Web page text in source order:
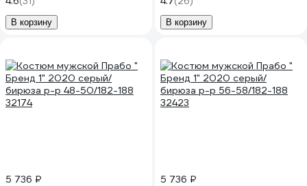
В корзину В корзину
5 736 ₽
5 736 ₽